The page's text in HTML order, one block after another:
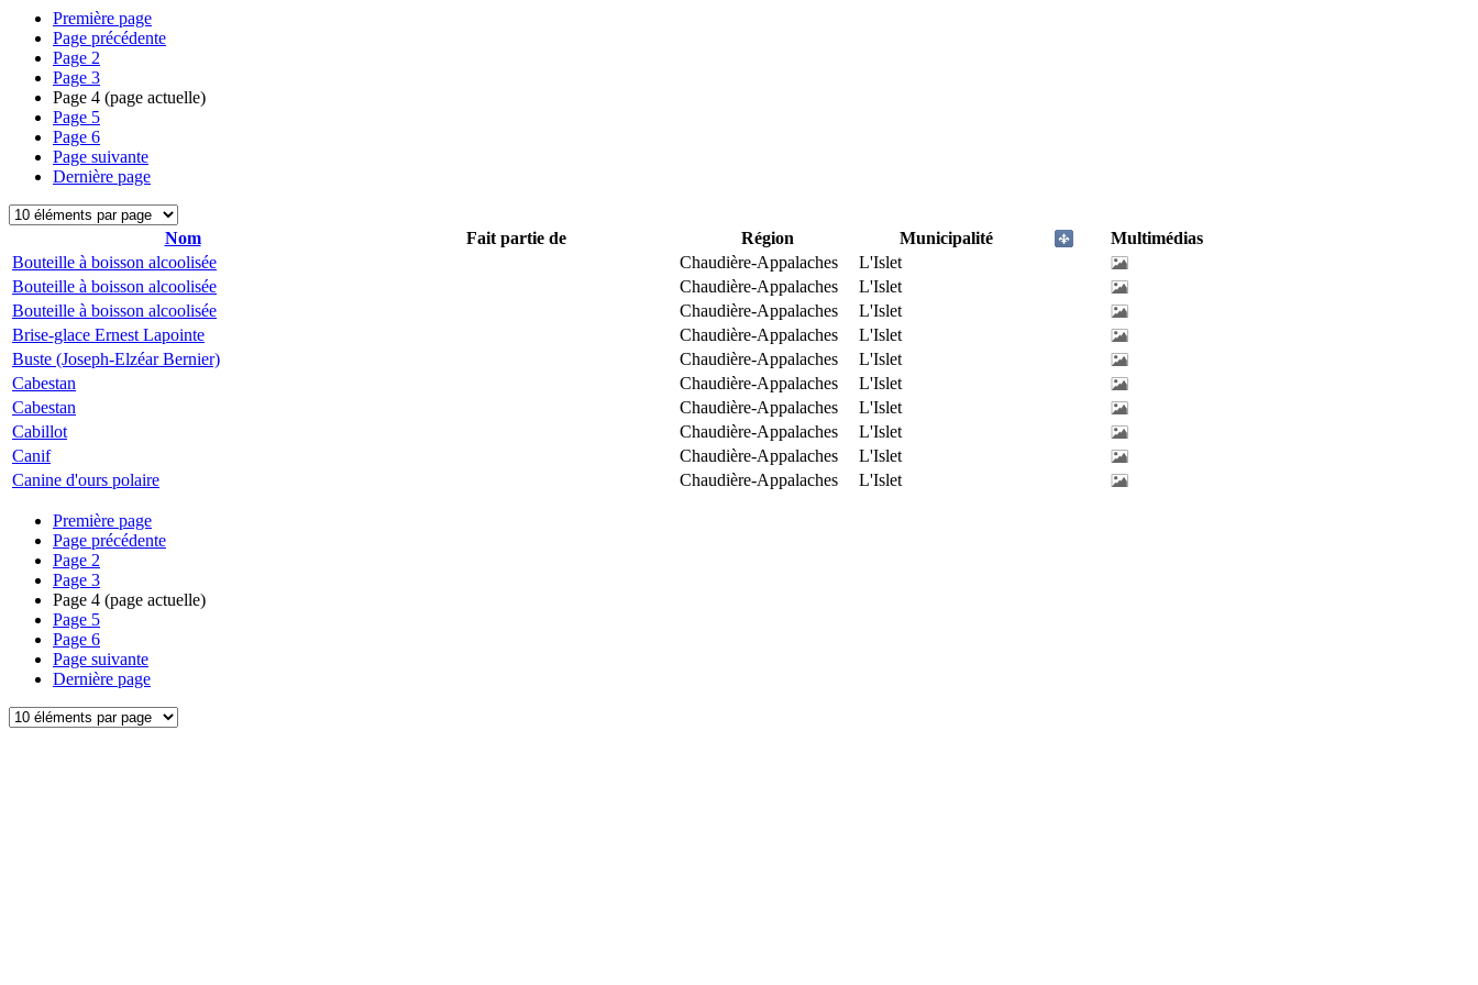
Première page
Page précédente
Page 2
Page 3
Page 4 (page actuelle)
Page 5
Page 6
Page suivante
Dernière page
Nom Fait partie de Région Municipalité
Multimédias
Bouteille à boisson alcoolisée
Chaudière-Appalaches
L'Islet
Bouteille à boisson alcoolisée
Chaudière-Appalaches
L'Islet
Bouteille à boisson alcoolisée
Chaudière-Appalaches
L'Islet
Brise-glace Ernest Lapointe
Chaudière-Appalaches
L'Islet
Buste (Joseph-Elzéar Bernier)
Chaudière-Appalaches
L'Islet
Cabestan
Chaudière-Appalaches
L'Islet
Cabestan
Chaudière-Appalaches
L'Islet
Cabillot
Chaudière-Appalaches
L'Islet
Canif
Chaudière-Appalaches
L'Islet
Canine d'ours polaire
Chaudière-Appalaches L'Islet
Première page
Page précédente
Page 2
Page 3
Page 4 (page actuelle)
Page 5
Page 6
Page suivante
Dernière page